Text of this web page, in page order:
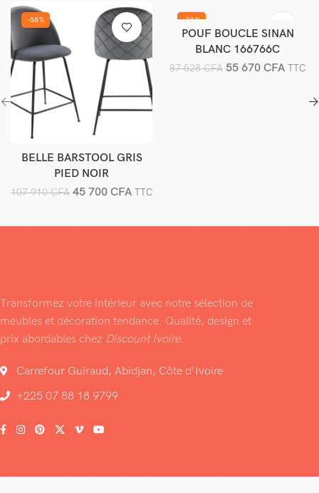
-58%
Ajouter au panier
BELLE BARSTOOL GRIS
PIED NOIR
107 910CFA 45 700 CFA TTC
-36%
Ajouter au panier
POUF BOUCLE SINAN
BLANC 166766C
87 528CFA 55 670 CFA TTC
Transformez votre intérieur avec notre sélection de
meubles et décoration tendance. Qualité, design et
prix abordables chez Discount Ivoire.
Carrefour Guiraud, Abidjan, Côte d’Ivoire
+225 07 88 18 9799